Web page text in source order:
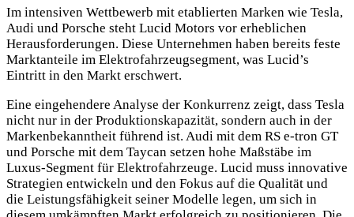
Im intensiven Wettbewerb mit etablierten Marken wie Tesla,
Audi und Porsche steht Lucid Motors vor erheblichen
Herausforderungen. Diese Unternehmen haben bereits feste
Marktanteile im Elektrofahrzeugsegment, was Lucid’s
Eintritt in den Markt erschwert.
Eine eingehendere Analyse der Konkurrenz zeigt, dass Tesla
nicht nur in der Produktionskapazität, sondern auch in der
Markenbekanntheit führend ist. Audi mit dem RS e-tron GT
und Porsche mit dem Taycan setzen hohe Maßstäbe im
Luxus-Segment für Elektrofahrzeuge. Lucid muss innovative
Strategien entwickeln und den Fokus auf die Qualität und
die Leistungsfähigkeit seiner Modelle legen, um sich in